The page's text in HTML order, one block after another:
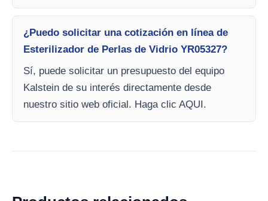
¿Puedo solicitar una cotización en línea de
Esterilizador de Perlas de Vidrio YR05327?
Sí, puede solicitar un presupuesto del equipo
Kalstein de su interés directamente desde
nuestro sitio web oficial. Haga clic AQUI.